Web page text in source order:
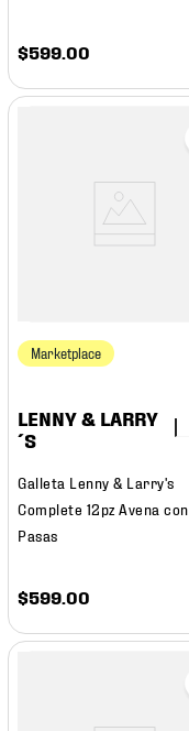
$599 .00
Marketplace
LENNY & LARRY
´S
Galleta Lenny & Larry's
Complete 12pz Avena con
Pasas
$599 .00